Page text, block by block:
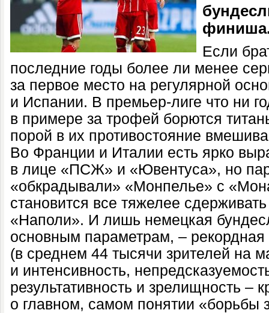
Если
последние годы более ли менее
за первое место на регулярной
и Испании. В премьер-лиге что ни
в примере за трофей борются
порой в их противостояние
Во Франции и Италии есть ярко
в лице «ПСЖ» и «Ювентуса», но
«обкрадывали» «Монпелье» с
становится все тяжелее
«Наполи». И лишь немецкая
основным параметрам, –
(в среднем 44 тысячи зрителей на
и интенсивность,
результативность и зрелищность –
о главном, самом понятии «борьбы